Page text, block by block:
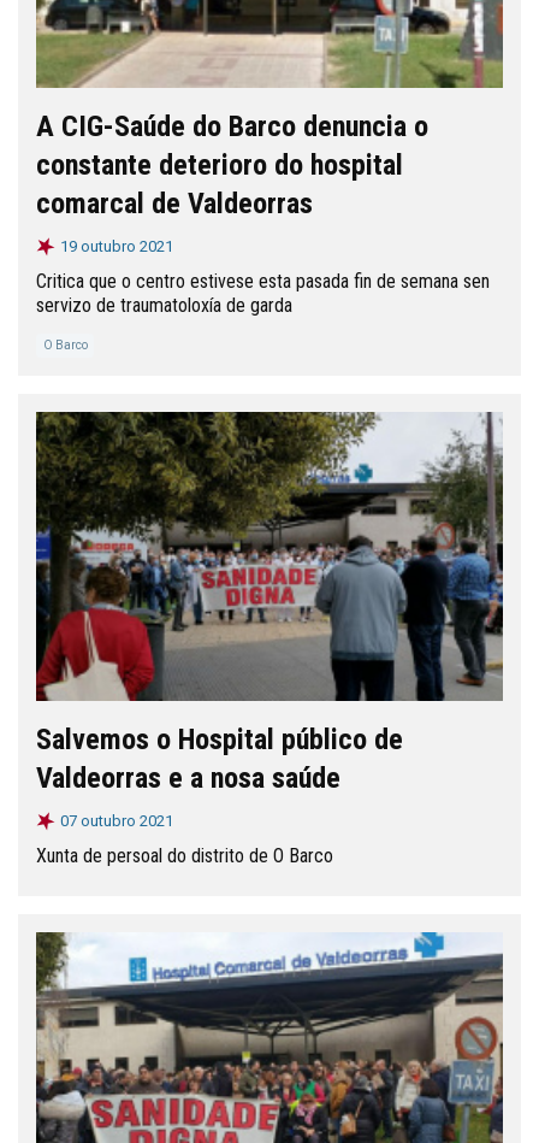
A CIG-Saúde do Barco denuncia o
constante deterioro do hospital
comarcal de Valdeorras
19 outubro 2021
Critica que o centro estivese esta pasada fin de semana sen
servizo de traumatoloxía de garda
O Barco
Salvemos o Hospital público de
Valdeorras e a nosa saúde
07 outubro 2021
Xunta de persoal do distrito de O Barco